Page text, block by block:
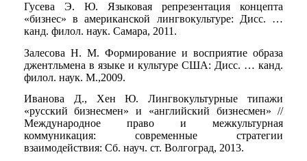
Гусева Э. Ю. Языковая репрезентация концепта
«бизнес» в американской лингвокультуре: Дисс. …
канд. филол. наук. Самара, 2011.
Залесова Н. М. Формирование и восприятие образа
джентльмена в языке и культуре США: Дисс. … канд.
филол. наук. М.,2009.
Иванова Д., Хен Ю. Лингвокультурные типажи
«русский бизнесмен» и «английский бизнесмен» //
Международное право и межкультурная
коммуникация: современные стратегии
взаимодействия: Сб. науч. ст. Волгоград, 2013.